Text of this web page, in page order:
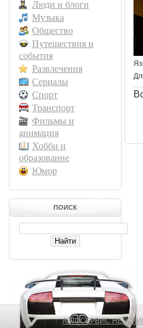
Люди и блоги
Музыка
Общество
Путешествия и
события
Развлечения
Сериалы
Спорт
Транспорт
Фильмы и
анимация
Хобби и
образование
Юмор
ПОИСК
АВТОСЕРВИС